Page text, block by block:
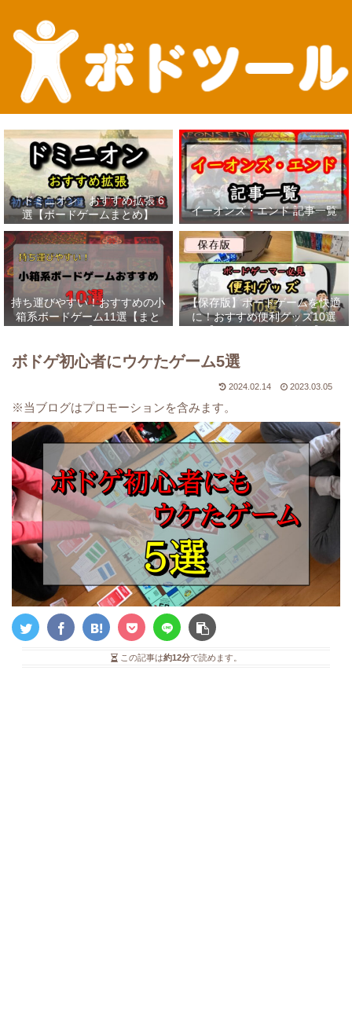
『ドミニオン』おすすめ拡張 6
選【ボードゲームまとめ】
イーオンズ・エンド 記事一覧
持ち運びやすい！おすすめの小
箱系ボードゲーム11選【まと
め】
【保存版】ボードゲームを快適
に！おすすめ便利グッズ10選
【ボードゲーマー必見】
ボドゲ初心者にウケたゲーム5選
2024.02.14 2023.03.05
※当ブログはプロモーションを含みます。
この記事は約12分で読めます。